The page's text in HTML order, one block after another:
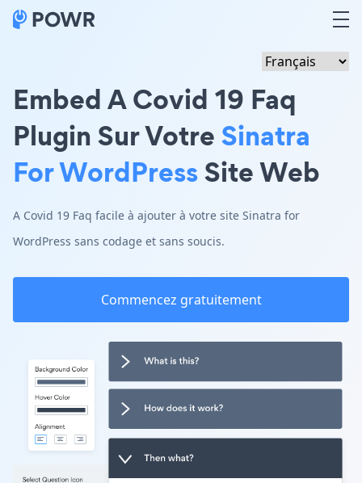
Embed A Covid 19 Faq
Plugin Sur VotreSinatra
For WordPressSite Web
A Covid 19 Faq facile à ajouter à votre site Sinatra for
WordPress sans codage et sans soucis.
Commencez gratuitement